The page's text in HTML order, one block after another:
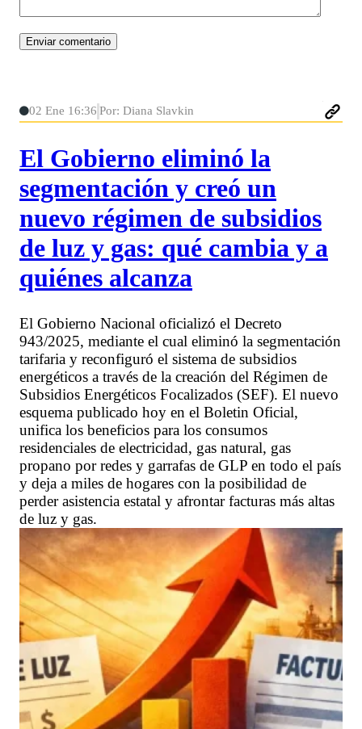
02 Ene 16:36 Por: Diana Slavkin
El Gobierno eliminó la
segmentación y creó un
nuevo régimen de subsidios
de luz y gas: qué cambia y a
quiénes alcanza
El Gobierno Nacional oficializó el Decreto
943/2025, mediante el cual eliminó la segmentación
tarifaria y reconfiguró el sistema de subsidios
energéticos a través de la creación del Régimen de
Subsidios Energéticos Focalizados (SEF). El nuevo
esquema publicado hoy en el Boletin Oficial,
unifica los beneficios para los consumos
residenciales de electricidad, gas natural, gas
propano por redes y garrafas de GLP en todo el país
y deja a miles de hogares con la posibilidad de
perder asistencia estatal y afrontar facturas más altas
de luz y gas.